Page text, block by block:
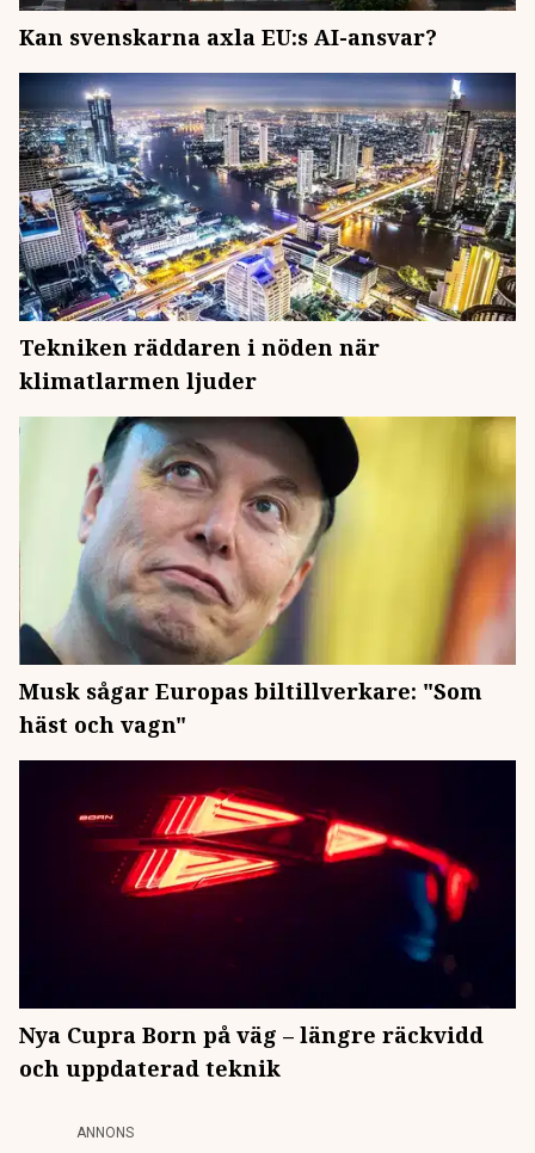
Kan svenskarna axla EU:s AI-ansvar?
Tekniken räddaren i nöden när
klimatlarmen ljuder
Musk sågar Europas biltillverkare: "Som
häst och vagn"
Nya Cupra Born på väg – längre räckvidd
och uppdaterad teknik
ANNONS